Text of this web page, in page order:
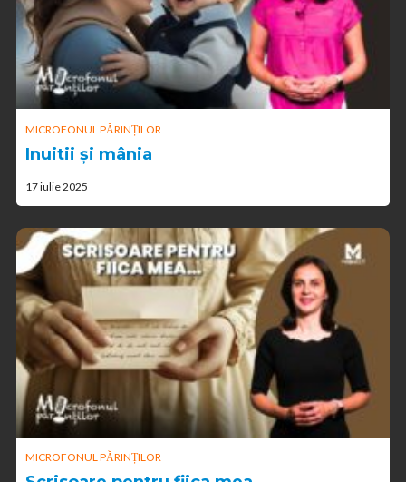
MICROFONUL PĂRINȚILOR
Inuitii și mânia
17 iulie 2025
MICROFONUL PĂRINȚILOR